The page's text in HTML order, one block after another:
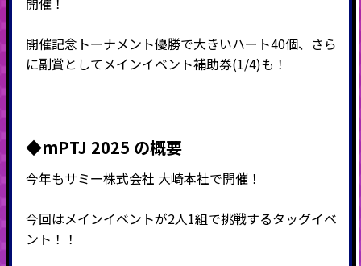
開催記念トーナメント優勝で大きいハート40個、さら
に副賞としてメインイベント補助券(1/4)も！
◆mPTJ 2025 の概要
今年もサミー株式会社 大崎本社で開催！
今回はメインイベントが2人1組で挑戦するタッグイベ
ント！！